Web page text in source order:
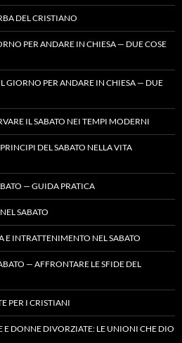
DEL CRISTIANO
PER ANDARE IN CHIESA — DUE COSE
GIORNO PER ANDARE IN CHIESA — DUE
IL SABATO NEI TEMPI MODERNI
DEL SABATO NELLA VITA
— GUIDA PRATICA
SABATO
E INTRATTENIMENTO NEL SABATO
— AFFRONTARE LE SFIDE DEL
PER I CRISTIANI
E DONNE DIVORZIATE: LE UNIONI CHE DIO